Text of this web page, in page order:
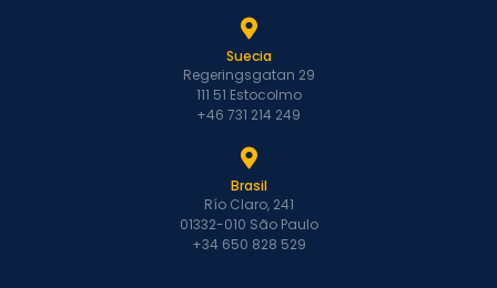
Suecia
Regeringsgatan 29
111 51 Estocolmo
+46 731 214 249
Brasil
Río Claro, 241
01332-010 São Paulo
+34 650 828 529